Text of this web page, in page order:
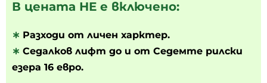
В цената НЕ е включено:
∗ Разходи от личен харктер.
∗ Седалков лифт до и от Седемте рилски
езера 16 евро.